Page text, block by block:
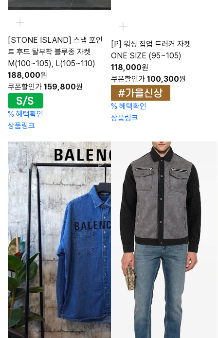
[STONE ISLAND] 스냅 포인
트 후드 탈부착 블루종 자켓
M(100~105), L(105~110)
188,000원
쿠폰할인가 159,800원
% 혜택확인
상품링크
[P] 워싱 집업 트러커 자켓
ONE SIZE (95~105)
118,000원
쿠폰할인가 100,300원
% 혜택확인
상품링크